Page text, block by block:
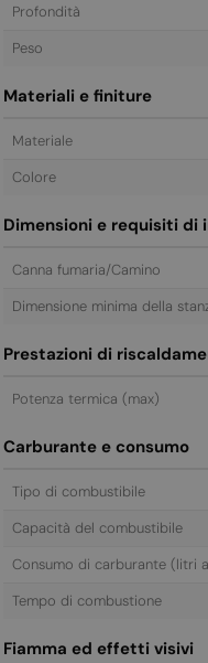
Profondità
Peso
Materiali e finiture
Materiale
Colore
Dimensioni e requisiti di
Canna fumaria/Camino
Dimensione minima della
Prestazioni di
Potenza termica (max)
Carburante e consumo
Tipo di combustibile
Capacità del combustibile
Consumo di carburante (litri
Tempo di combustione
Fiamma ed effetti visivi